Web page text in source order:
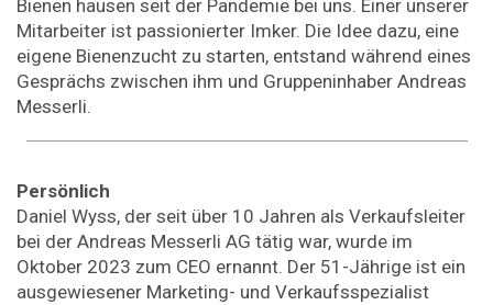
Bienen hausen seit der Pandemie bei uns. Einer unserer
Mitarbeiter ist passionierter Imker. Die Idee dazu, eine
eigene Bienenzucht zu starten, entstand während eines
Gesprächs zwischen ihm und Gruppeninhaber Andreas
Messerli.
Persönlich
Daniel Wyss, der seit über 10 Jahren als Verkaufsleiter
bei der Andreas Messerli AG tätig war, wurde im
Oktober 2023 zum CEO ernannt. Der 51-Jährige ist ein
ausgewiesener Marketing- und Verkaufsspezialist